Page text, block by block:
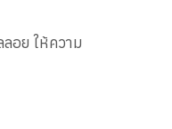
อย ให้ความ